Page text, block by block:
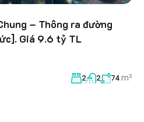
– Thông ra đường
Giá 9.6 tỷ TL
2 2 74 m²